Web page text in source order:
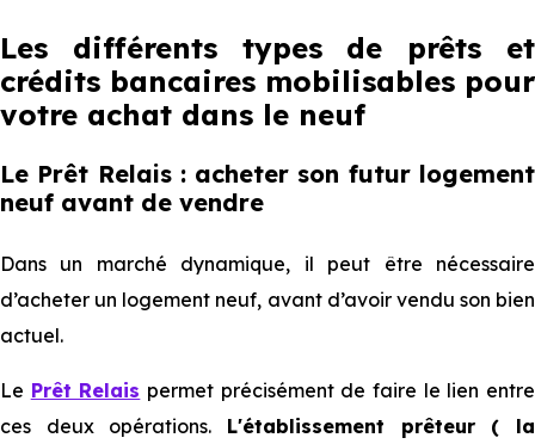
Les différents types de prêts et
crédits bancaires mobilisables pour
votre achat dans le neuf
Le Prêt Relais : acheter son futur logement
neuf avant de vendre
Dans un marché dynamique, il peut être nécessaire
d’acheter un logement neuf, avant d’avoir vendu son bien
actuel.
Le Prêt Relais permet précisément de faire le lien entre
ces deux opérations. L'établissement prêteur ( la